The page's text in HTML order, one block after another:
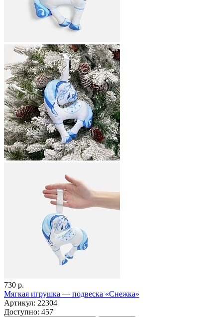
730 р.
Мягкая игрушка — подвеска «Снежка»
Артикул: 22304
Доступно: 457